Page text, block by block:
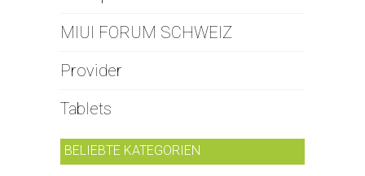
MIUI FORUM SCHWEIZ
Provider
Tablets
BELIEBTE KATEGORIEN